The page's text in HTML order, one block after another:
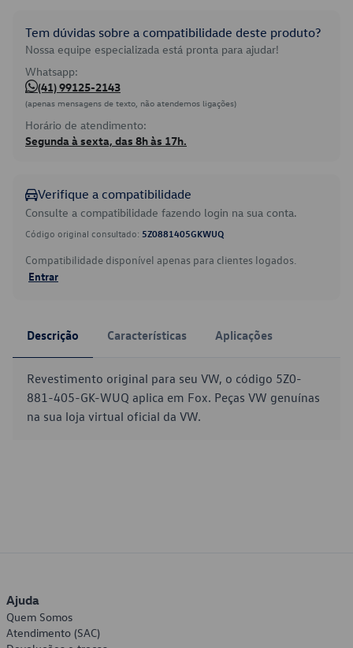
Tem dúvidas sobre a compatibilidade deste produto?
Nossa equipe especializada está pronta para ajudar!
Whatsapp:
(41) 99125-2143
(apenas mensagens de texto, não atendemos ligações)
Horário de atendimento:
Segunda à sexta, das 8h às 17h.
Verifique a compatibilidade
Consulte a compatibilidade fazendo login na sua conta.
Código original consultado: 5Z0881405GKWUQ
Compatibilidade disponível apenas para clientes logados.
Entrar
Descrição Características Aplicações
Revestimento original para seu VW, o código 5Z0-
881-405-GK-WUQ aplica em Fox. Peças VW genuínas
na sua loja virtual oficial da VW.
Ajuda
Quem Somos
Atendimento (SAC)